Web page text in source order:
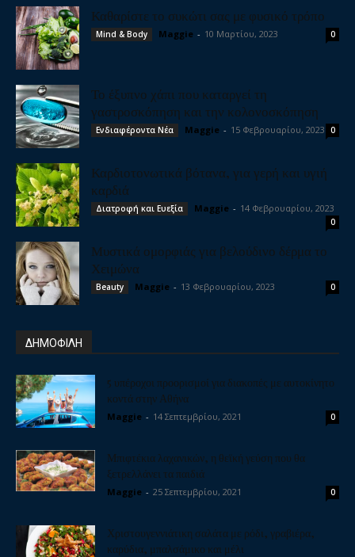
Καθαρίστε το συκώτι σας με φυσικό τρόπο
Mind & Body Maggie - 10 Μαρτίου, 2023 0
Το έξυπνο χάπι που καταργεί τη
γαστροσκόπηση και την κολονοσκόπηση
Ενδιαφέροντα Νέα Maggie - 15 Φεβρουαρίου, 2023 0
Καρδιοτονωτικά βότανα, για γερή και υγιή
καρδιά
Διατροφή και Ευεξία Maggie - 14 Φεβρουαρίου, 2023
0
Μυστικά ομορφιάς για βελούδινο δέρμα το
Χειμώνα
Beauty Maggie - 13 Φεβρουαρίου, 2023 0
ΔΗΜΟΦΙΛΗ
5 υπέροχοι προορισμοί για διακοπές με αυτοκίνητο
κοντά στην Αθήνα
Maggie - 14 Σεπτεμβρίου, 2021 0
Μπιφτέκια λαχανικών, η θεϊκή γεύση που θα
ξετρελλάνει τα παιδιά
Maggie - 25 Σεπτεμβρίου, 2021 0
Χριστουγεννιάτικη σαλάτα με ρόδι, γραβιέρα,
καρύδια, μπαλσάμικο και μέλι